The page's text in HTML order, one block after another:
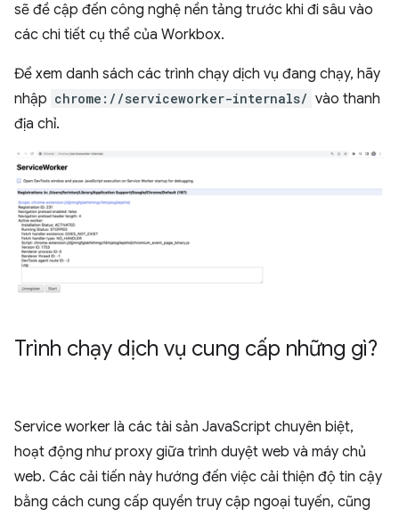
sẽ đề cập đến công nghệ nền tảng trước khi đi sâu vào
các chi tiết cụ thể của Workbox.
Để xem danh sách các trình chạy dịch vụ đang chạy, hãy
nhập chrome://serviceworker-internals/ vào thanh
địa chỉ.
Trình chạy dịch vụ cung cấp những gì?
Service worker là các tài sản JavaScript chuyên biệt,
hoạt động như proxy giữa trình duyệt web và máy chủ
web. Các cải tiến này hướng đến việc cải thiện độ tin cậy
bằng cách cung cấp quyền truy cập ngoại tuyến, cũng